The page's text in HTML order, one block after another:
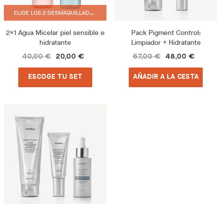
ELIGE LOS 2 DESMAQUILLADORES QUE DESEES
2x1 Agua Micelar piel sensible e
hidratante
40,00 € 20,00 €
ESCOGE TU SET
Pack Pigment Control:
Limpiador + Hidratante
67,00 € 48,00 €
AÑADIR A LA CESTA